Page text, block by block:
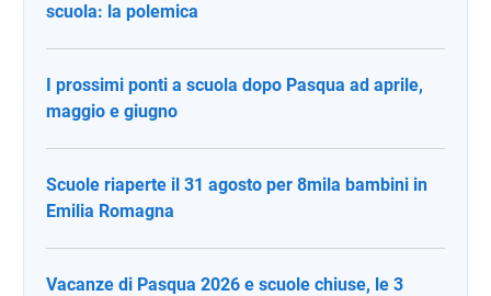
scuola: la polemica
I prossimi ponti a scuola dopo Pasqua ad aprile,
maggio e giugno
Scuole riaperte il 31 agosto per 8mila bambini in
Emilia Romagna
Vacanze di Pasqua 2026 e scuole chiuse, le 3